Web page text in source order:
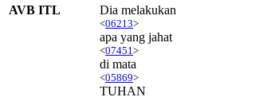
AVB ITL
Dia melakukan
<06213>
apa yang jahat
<07451 >
di mata
<05869>
TUHAN